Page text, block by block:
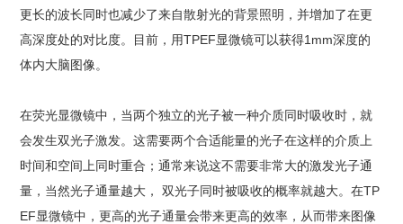
更长的波长同时也减少了来自散射光的背景照明，并增加了在更
高深度处的对比度。目前，用TPEF显微镜可以获得1mm深度的
体内大脑图像。
在荧光显微镜中，当两个独立的光子被一种介质同时吸收时，就
会发生双光子激发。这需要两个合适能量的光子在这样的介质上
时间和空间上同时重合；通常来说这不需要非常大的激发光子通
量，当然光子通量越大， 双光子同时被吸收的概率就越大。在TP
EF显微镜中，更高的光子通量会带来更高的效率，从而带来图像